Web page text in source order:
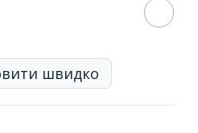
швидко